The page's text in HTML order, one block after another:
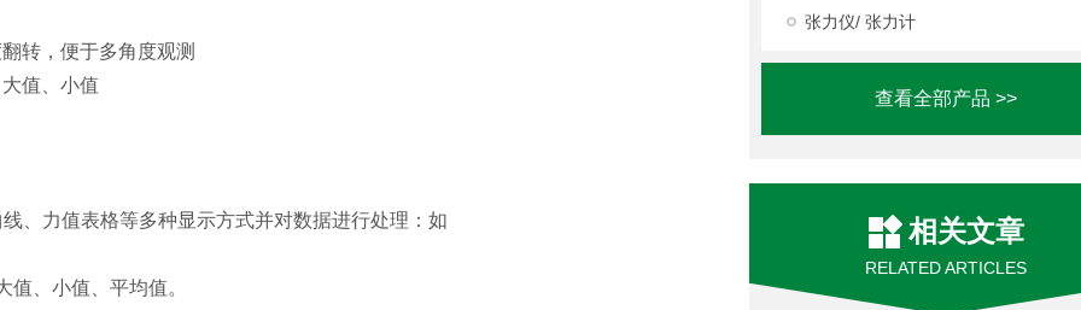
张力仪/ 张力计
查看全部产品 >>
相关文章
RELATED ARTICLES
转，便于多角度观测
值、小值
、力值表格等多种显示方式并对数据进行处理：如
、小值、平均值。